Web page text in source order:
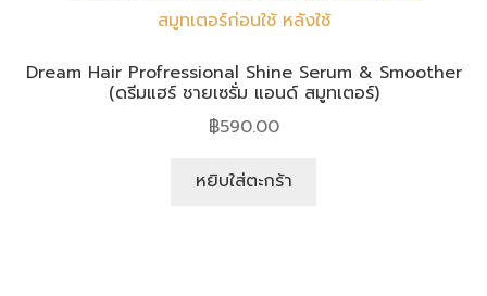
Dream Hair Profressional Shine Serum & Smoother
(ดรีมแฮร์ ชายเซรั่ม แอนด์ สมูทเตอร์)
฿590.00
หยิบใส่ตะกร้า